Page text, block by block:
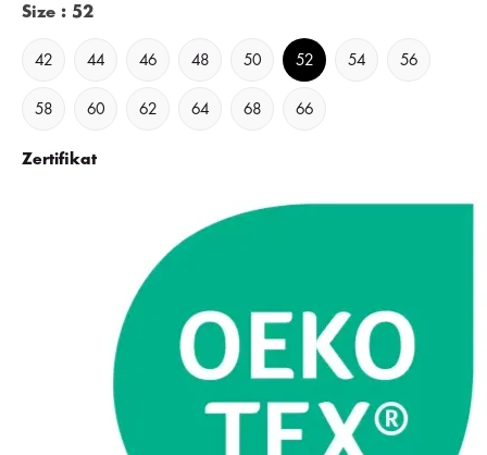
Size : 52
42 44 46 48 50 52 54 56
58 60 62 64 68 66
Zertifikat